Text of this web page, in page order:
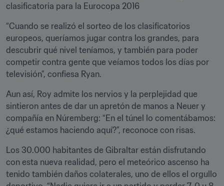
clasificatoria para la Eurocopa 2016
“Cuando se realizó el sorteo de los clasificatorios
europeos, queríamos jugar contra los grandes, para
descubrir qué nivel teníamos, y también para poder
competir contra gente que veíamos todos los días por
televisión”, confiesa Ryan.
Aun así, Roy admite los nervios y la perplejidad que
sintieron antes de dar un apretón de manos a Neuer y
compañía en Núremberg: “En el túnel lo comentábamos:
¿qué estamos haciendo aquí?”, reconoce con risas.
Los 30.000 habitantes de Gibraltar están disfrutando
con esta nueva realidad, pero el meteórico ascenso ha
tenido también daños colaterales, uno de ellos el orgullo